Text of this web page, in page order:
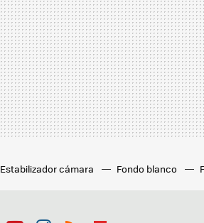
Estabilizador cámara Fondo blanco